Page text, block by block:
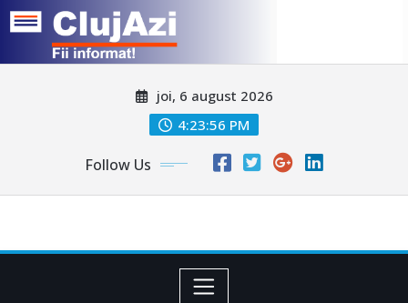
joi, 6 august 2026
4:23:58 PM
Follow Us